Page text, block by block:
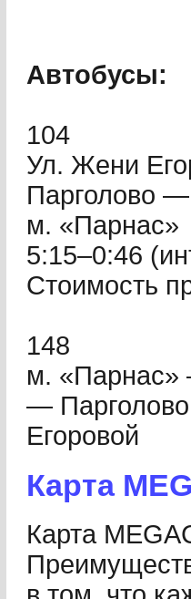
Автобусы:
104
Ул. Жени
Парголово
м. «Парнас»
5:15–0:46
Стоимость
148
м.
—
Егоровой
Карта
Карта